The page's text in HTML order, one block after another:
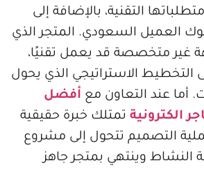
بالإضافة إلى
المتجر الذي
قد يعمل تقنيًا،
الاستراتيجي الذي يحول
التعاون معأفضل
تمتلك خبرة حقيقية
تتحول إلى مشروع
بمتجر جاهز